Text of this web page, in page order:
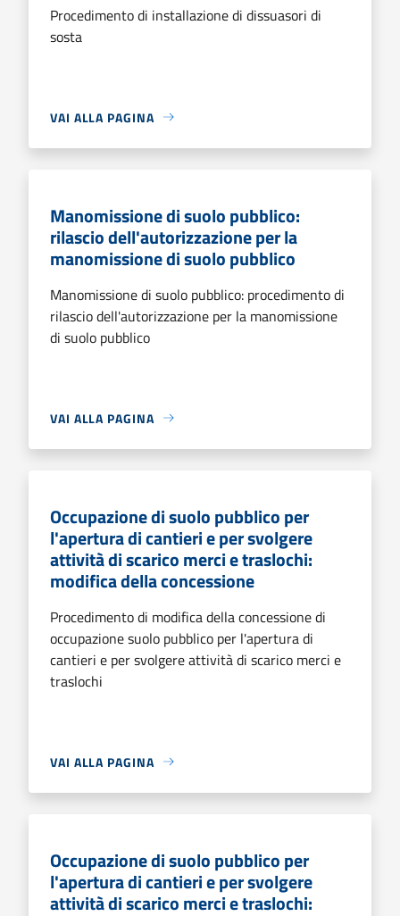
Procedimento di installazione di dissuasori di
sosta
VAI ALLA PAGINA
Manomissione di suolo pubblico:
rilascio dell'autorizzazione per la
manomissione di suolo pubblico
Manomissione di suolo pubblico: procedimento di
rilascio dell'autorizzazione per la manomissione
di suolo pubblico
VAI ALLA PAGINA
Occupazione di suolo pubblico per
l'apertura di cantieri e per svolgere
attività di scarico merci e traslochi:
modifica della concessione
Procedimento di modifica della concessione di
occupazione suolo pubblico per l'apertura di
cantieri e per svolgere attività di scarico merci e
traslochi
VAI ALLA PAGINA
Occupazione di suolo pubblico per
l'apertura di cantieri e per svolgere
attività di scarico merci e traslochi: